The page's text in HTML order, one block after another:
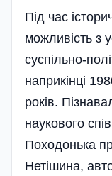
Під час
можливість з
суспільно-
наприкінці
років.
наукового
Походонька
Нетішина,